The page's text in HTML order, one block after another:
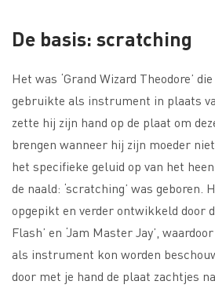
De basis: scratching
Het was ‘Grand Wizard Theodore’
gebruikte als instrument in plaats
zette hij zijn hand op de plaat om
brengen wanneer hij zijn moeder
het specifieke geluid op van het
de naald: ‘scratching’ was geboren.
opgepikt en verder ontwikkeld door
Flash’ en ‘Jam Master Jay’,
als instrument kon worden
door met je hand de plaat zachtjes